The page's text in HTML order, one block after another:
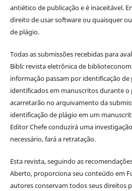
antiético de publicação e é inaceitável.
direito de usar software ou quaisquer
de plágio.
Todas as submissões recebidas para
Bibli: revista eletrônica de
informaçãopassam por identificação
identificados em manuscritos durante o
acarretarão no arquivamento da
identificação de plágio em um
Editor Chefe conduzirá uma
necessário, fará a retratação.
Esta revista, seguindo as
Aberto, proporciona seu conteúdo em
autores conservam todos seus direitos